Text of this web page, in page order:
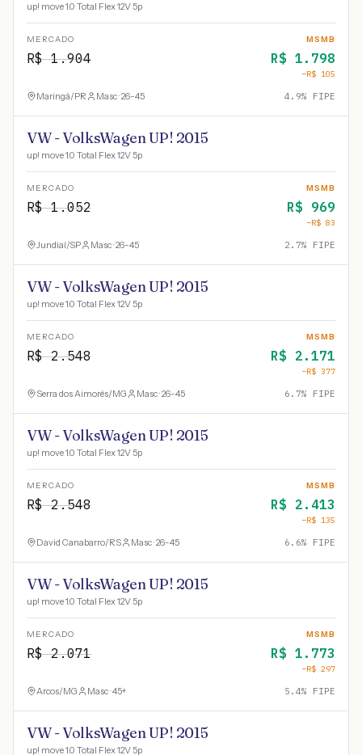
up! move 1.0 Total Flex 12V 5p
MERCADO
R$1.904
MSMB
R$ 1.798
−R$ 105
Maringá/PR Masc · 26-45 4.9% FIPE
VW - VolksWagen UP! 2015
up! move 1.0 Total Flex 12V 5p
MERCADO
R$1.052
MSMB
R$ 969
−R$ 83
Jundiaí/SP Masc · 26-45 2.7% FIPE
VW - VolksWagen UP! 2015
up! move 1.0 Total Flex 12V 5p
MERCADO
R$2.548
MSMB
R$ 2.171
−R$ 377
Serra dos Aimorés/MG Masc · 26-45 6.7% FIPE
VW - VolksWagen UP! 2015
up! move 1.0 Total Flex 12V 5p
MERCADO
R$2.548
MSMB
R$ 2.413
−R$ 135
David Canabarro/RS Masc · 26-45 6.6% FIPE
VW - VolksWagen UP! 2015
up! move 1.0 Total Flex 12V 5p
MERCADO
R$2.071
MSMB
R$ 1.773
−R$ 297
Arcos/MG Masc · 45+ 5.4% FIPE
VW - VolksWagen UP! 2015
up! move 1.0 Total Flex 12V 5p